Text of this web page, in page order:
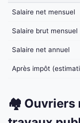
Salaire net mensuel
Salaire brut mensuel
Salaire net annuel
Après impôt
🏘️ Ouvriers